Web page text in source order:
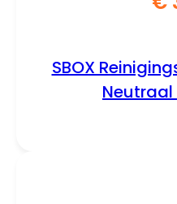
SBOX
Neutraal